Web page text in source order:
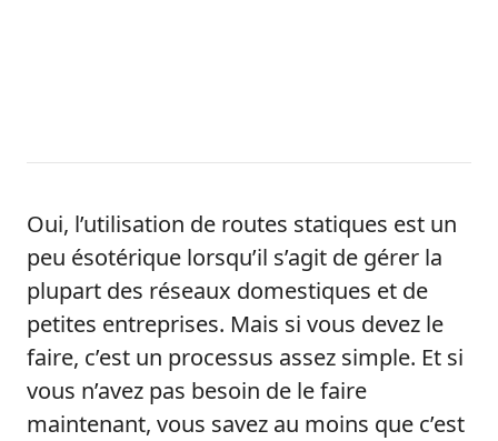
Oui, l’utilisation de routes statiques est un
peu ésotérique lorsqu’il s’agit de gérer la
plupart des réseaux domestiques et de
petites entreprises. Mais si vous devez le
faire, c’est un processus assez simple. Et si
vous n’avez pas besoin de le faire
maintenant, vous savez au moins que c’est